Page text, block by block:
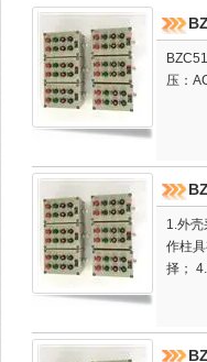
压：
1.外
作柱
择；